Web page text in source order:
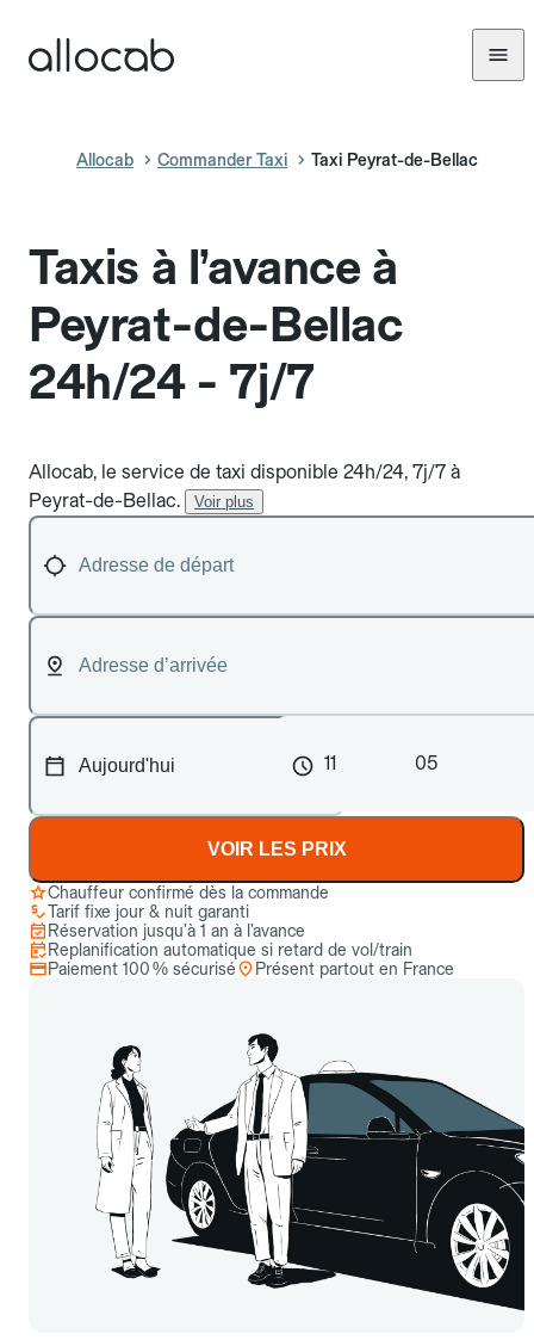
Allocab Commander Taxi Taxi Peyrat-de-Bellac
Taxis à l’avance à
Peyrat-de-Bellac
24h/24 - 7j/7
Allocab, le service de taxi disponible 24h/24, 7j/7 à
Peyrat-de-Bellac.
Voir plus
11 05
VOIR LES PRIX
Chauffeur confirmé dès la commande
Tarif fixe jour & nuit garanti
Réservation jusqu’à 1 an à l’avance
Replanification automatique si retard de vol/train
Paiement 100 % sécurisé
Présent partout en France